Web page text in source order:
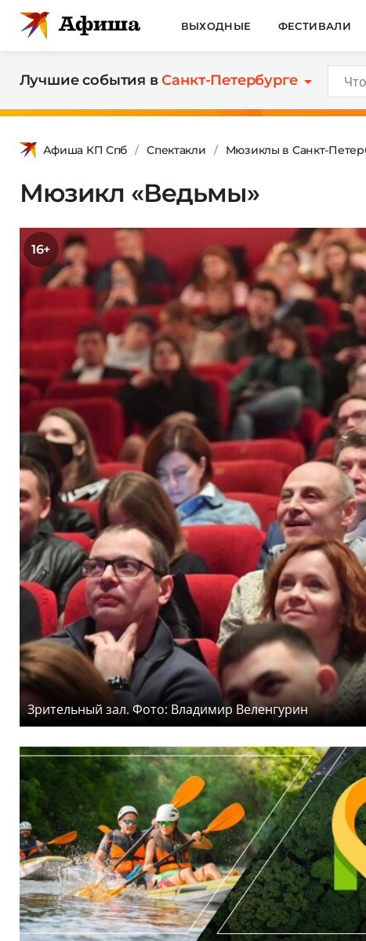
ВЫХОДНЫЕ ФЕСТИВАЛИ
Лучшие события вСанкт-Петербурге
Афиша КП Спб Спектакли Мюзиклы в Санкт-
Мюзикл «Ведьмы»
16+
Зрительный зал. Фото: Владимир Веленгурин